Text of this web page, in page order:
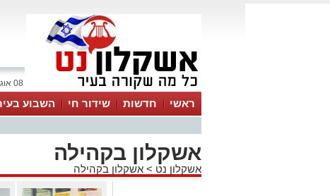
08 אוגוסט 2026 / 06:56
ראשי חדשות שידור חי השבוע
אשקלון בקהילה
אשקלון נט > אשקלון בקהילה